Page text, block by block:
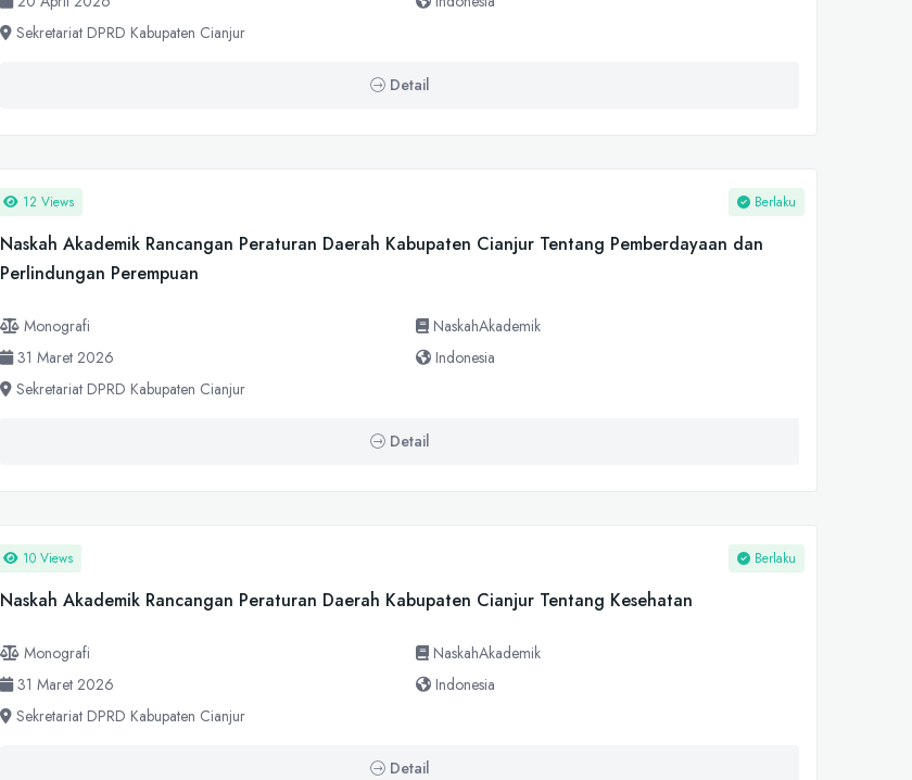
Sekretariat DPRD Kabupaten Cianjur
Detail
12 Views Berlaku
Naskah Akademik Rancangan Peraturan Daerah Kabupaten Cianjur Tentang Pemberdayaan dan
Perlindungan Perempuan
Monografi
NaskahAkademik
31 Maret 2026
Indonesia
Sekretariat DPRD Kabupaten Cianjur
Detail
10 Views Berlaku
Naskah Akademik Rancangan Peraturan Daerah Kabupaten Cianjur Tentang Kesehatan
Monografi
NaskahAkademik
31 Maret 2026
Indonesia
Sekretariat DPRD Kabupaten Cianjur
Detail